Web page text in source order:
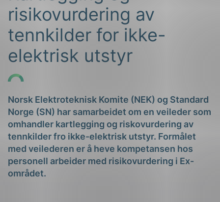
risikovurdering av
tennkilder for ikke-
elektrisk utstyr
Norsk Elektroteknisk Komite (NEK) og Standard
Norge (SN) har samarbeidet om en veileder som
omhandler kartlegging og riskovurdering av
tennkilder fro ikke-elektrisk utstyr. Formålet
med veilederen er å heve kompetansen hos
personell arbeider med risikovurdering i Ex-
området.